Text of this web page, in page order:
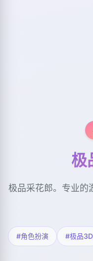
极
极品采花郎。专业的
#角色扮演 #极品3D